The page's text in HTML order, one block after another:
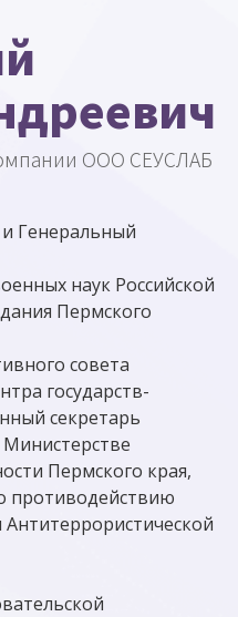
ООО СЕУСЛАБ
и Генеральный
наук Российской
Пермского
совета
государств-
секретарь
Пермского края,
противодействию